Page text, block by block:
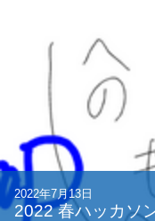
2022年7月13日
2022 春ハッカソ